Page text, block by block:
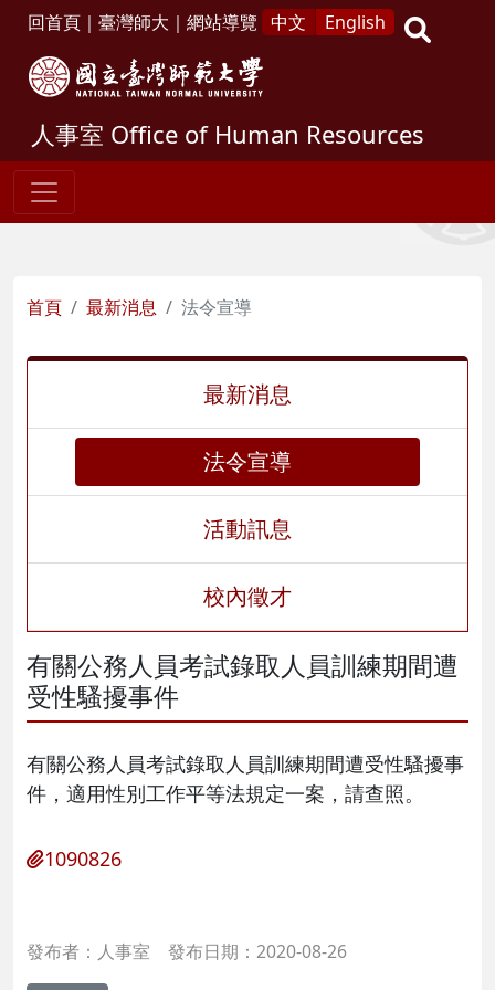
回首頁 ｜ 臺灣師大 ｜ 網站導覽 中文 English
人事室 Office of Human Resources
首頁 最新消息 法令宣導
最新消息
法令宣導
活動訊息
校內徵才
有關公務人員考試錄取人員訓練期間遭
受性騷擾事件
有關公務人員考試錄取人員訓練期間遭受性騷擾事
件，適用性別工作平等法規定一案，請查照。
1090826
發布者：人事室 發布日期：2020-08-26